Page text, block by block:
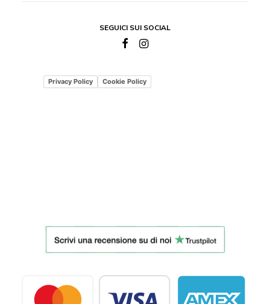
SEGUICI SUI SOCIAL
Privacy Policy Cookie Policy